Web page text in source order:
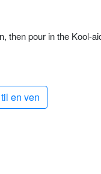
then pour in the Kool-
en ven